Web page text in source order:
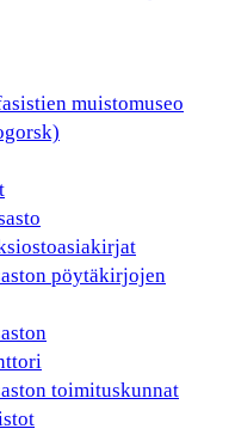
muistomuseo
pöytäkirjojen
toimituskunnat